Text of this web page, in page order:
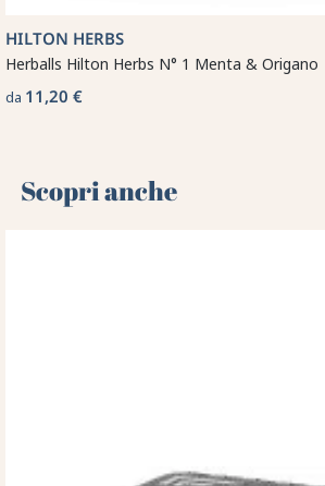
HILTON HERBS
Herballs Hilton Herbs N° 1 Menta & Origano
da 11,20 €
Scopri anche 🌻